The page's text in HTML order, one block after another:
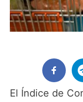
El Índice de